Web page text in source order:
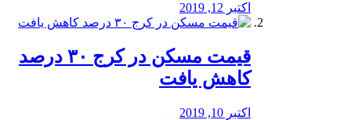
اکتبر 12, 2019
️قیمت مسکن در کرج ۳۰ درصد
کاهش یافت
اکتبر 10, 2019